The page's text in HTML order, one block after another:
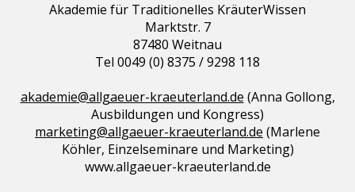
Akademie für Traditionelles KräuterWissen
Marktstr. 7
87480 Weitnau
Tel 0049 (0) 8375 / 9298 118
akademie@allgaeuer-kraeuterland.de (Anna Gollong,
Ausbildungen und Kongress)
marketing@allgaeuer-kraeuterland.de (Marlene
Köhler, Einzelseminare und Marketing)
www.allgaeuer-kraeuterland.de